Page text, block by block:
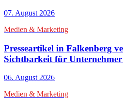
07. August 2026
Medien & Marketing
Presseartikel in Falkenberg
Sichtbarkeit für
06. August 2026
Medien & Marketing